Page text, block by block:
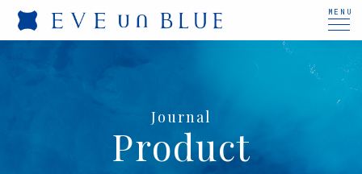
MENU
Journal
Product